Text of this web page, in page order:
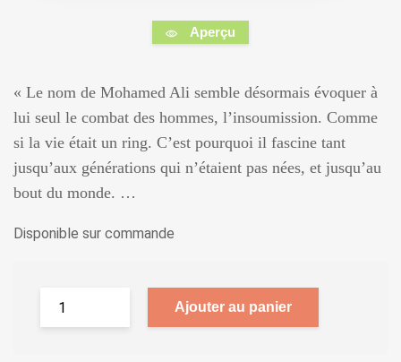
Aperçu
« Le nom de Mohamed Ali semble désormais évoquer à
lui seul le combat des hommes, l’insoumission. Comme
si la vie était un ring. C’est pourquoi il fascine tant
jusqu’aux générations qui n’étaient pas nées, et jusqu’au
bout du monde. …
Disponible sur commande
Ajouter au panier